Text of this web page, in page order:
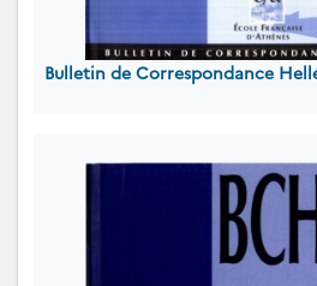
Bulletin de Correspondance